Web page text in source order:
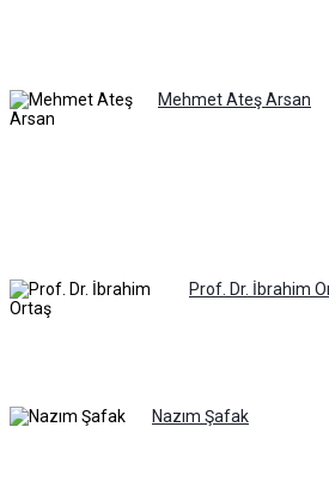
Mehmet Ateş Arsan
Prof. Dr. İbrahim
Nazım Şafak